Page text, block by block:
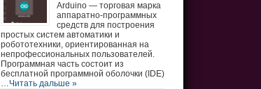
Arduino — торговая марка
аппаратно-программных
средств для построения
простых систем автоматики и
робототехники, ориентированная на
непрофессиональных пользователей.
Программная часть состоит из
бесплатной программной оболочки (IDE)
…Читать дальше »